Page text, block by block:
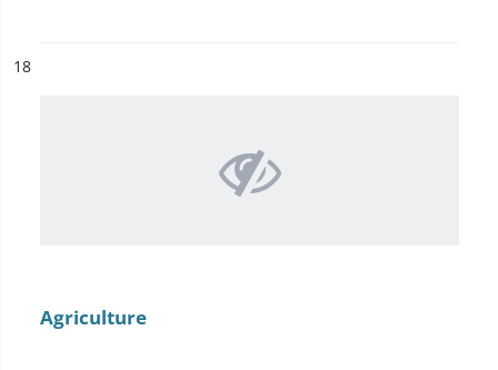
n°
18
Agriculture